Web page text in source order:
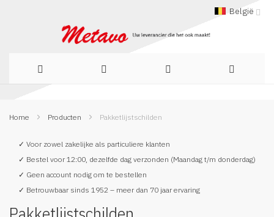
België
naar
Home Producten Pakketlijstschilden
✓ Voor zowel zakelijke als particuliere klanten
✓ Bestel voor 12:00, dezelfde dag verzonden (Maandag t/m donderdag)
✓ Geen account nodig om te bestellen
✓ Betrouwbaar sinds 1952 – meer dan 70 jaar ervaring